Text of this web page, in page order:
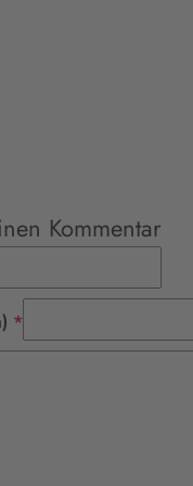
Kommentar
*